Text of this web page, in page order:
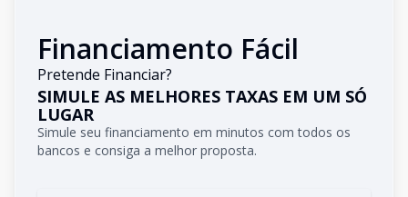
Financiamento Fácil
Pretende Financiar?
SIMULE AS MELHORES TAXAS EM UM SÓ
LUGAR
Simule seu financiamento em minutos com todos os
bancos e consiga a melhor proposta.